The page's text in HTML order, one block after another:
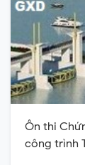
Ôn thi
công trình